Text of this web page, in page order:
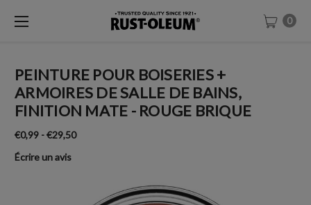
0
PEINTURE POUR BOISERIES +
ARMOIRES DE SALLE DE BAINS,
FINITION MATE - ROUGE BRIQUE
€0,99 - €29,50
Écrire un avis